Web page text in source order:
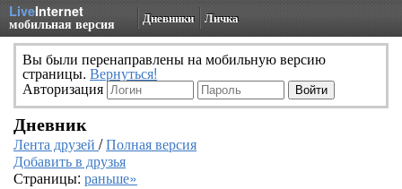
LiveInternet
мобильная версия Дневники Личка
Вы были перенаправлены на мобильную версию
страницы. Вернуться!
Авторизация
Дневник
Лента друзей /Полная версия
Добавить в друзья
Страницы: раньше»